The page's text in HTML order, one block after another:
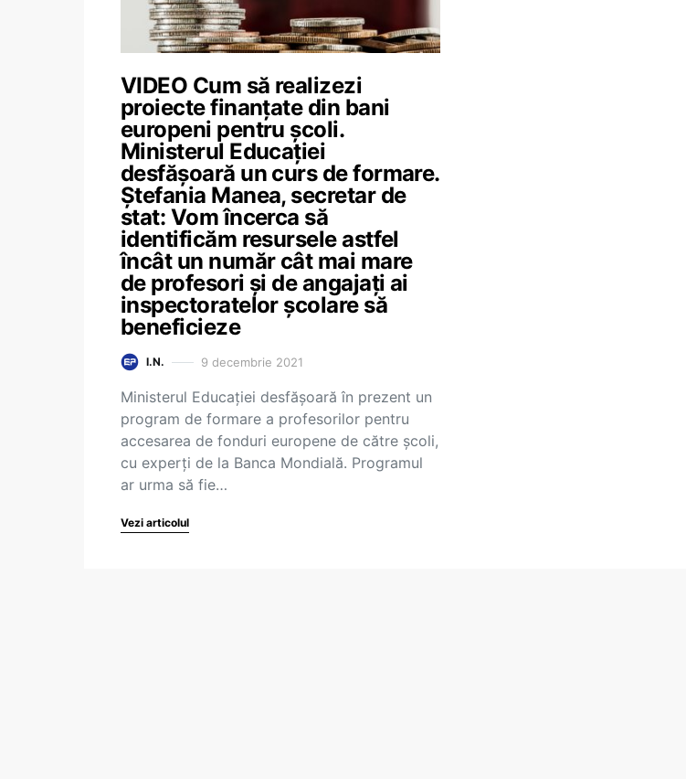
VIDEO Cum să realizezi
proiecte finanțate din bani
europeni pentru școli.
Ministerul Educației
desfășoară un curs de formare.
Ștefania Manea, secretar de
stat: Vom încerca să
identificăm resursele astfel
încât un număr cât mai mare
de profesori și de angajați ai
inspectoratelor școlare să
beneficieze
I.N. 9 decembrie 2021
Ministerul Educației desfășoară în prezent un
program de formare a profesorilor pentru
accesarea de fonduri europene de către școli,
cu experți de la Banca Mondială. Programul
ar urma să fie…
Vezi articolul